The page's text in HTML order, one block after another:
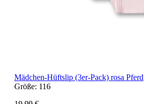
Mädchen-Hüftslip (3er-Pack) rosa Pferd
Größe: 116